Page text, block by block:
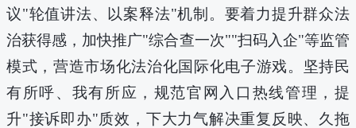
议"轮值讲法、以案释法"机制。要着力提升群众法
治获得感，加快推广"综合查一次""扫码入企"等监管
模式，营造市场化法治化国际化电子游戏。坚持民
有所呼、我有所应，规范官网入口热线管理，提
升"接诉即办"质效，下大力气解决重复反映、久拖